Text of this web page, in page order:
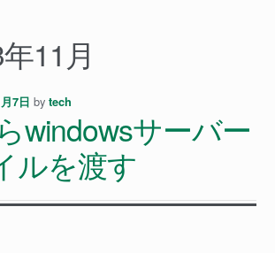
11月
7日 by tech
windowsサーバー
ルを渡す